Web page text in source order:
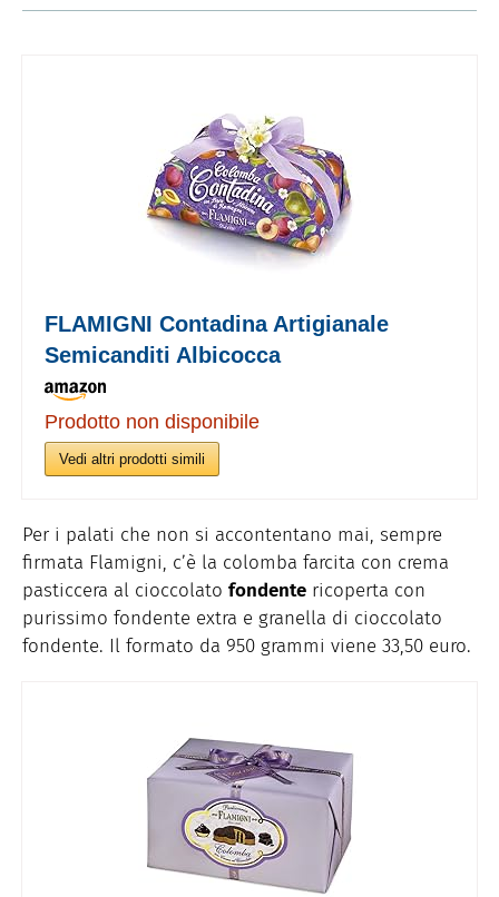
FLAMIGNI Contadina Artigianale
Semicanditi Albicocca
Prodotto non disponibile
Vedi altri prodotti simili
Per i palati che non si accontentano mai, sempre
firmata Flamigni, c’è la colomba farcita con crema
pasticcera al cioccolato fondente ricoperta con
purissimo fondente extra e granella di cioccolato
fondente. Il formato da 950 grammi viene 33,50 euro.